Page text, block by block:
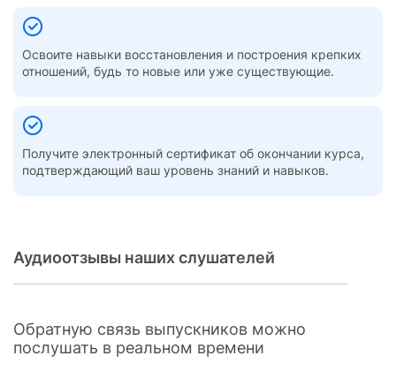
Освоите навыки восстановления и построения крепких
отношений, будь то новые или уже существующие.
Получите электронный сертификат об окончании курса,
подтверждающий ваш уровень знаний и навыков.
Аудиоотзывы наших слушателей
Обратную связь выпускников можно
послушать в реальном времени